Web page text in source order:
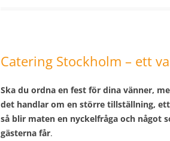
Catering Stockholm – ett
Ska du ordna en fest för dina vänner,
det handlar om en större tillställning,
så blir maten en nyckelfråga och något
gästerna får.